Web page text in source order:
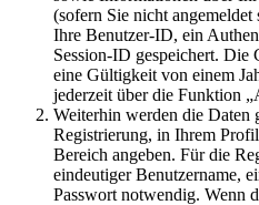
(sofern Sie nicht
Ihre Benutzer-ID, ein
Session-ID gespeichert. Die
eine Gültigkeit von einem
jederzeit über die Funktion
Weiterhin werden die Daten
Registrierung, in Ihrem
Bereich angeben. Für die
eindeutiger Benutzername,
Passwort notwendig. Wenn